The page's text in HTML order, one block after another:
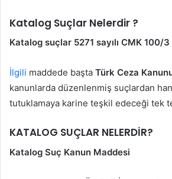
Katalog Suçlar Nelerdir ?
Katalog suçlar 5271 sayılı CMK 100/3
İlgili maddede başta Türk Ceza
kanunlarda düzenlenmiş suçlardan
tutuklamaya karine teşkil edeceği tek
KATALOG SUÇLAR NELERDİR?
Katalog Suç Kanun Maddesi